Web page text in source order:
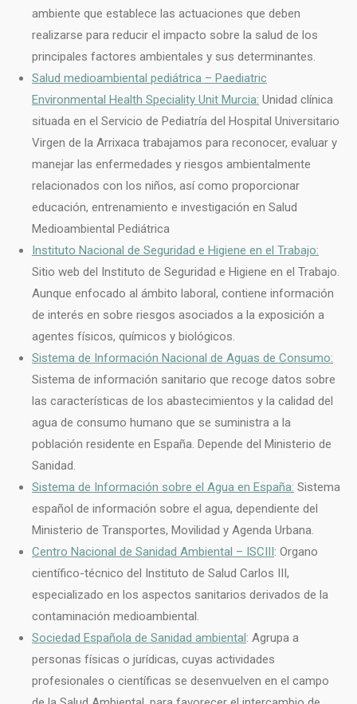
ambiente que establece las actuaciones que deben
realizarse para reducir el impacto sobre la salud de los
principales factores ambientales y sus determinantes.
Salud medioambiental pediátrica – Paediatric
Environmental Health Speciality Unit Murcia: Unidad clínica
situada en el Servicio de Pediatría del Hospital Universitario
Virgen de la Arrixaca trabajamos para reconocer, evaluar y
manejar las enfermedades y riesgos ambientalmente
relacionados con los niños, así como proporcionar
educación, entrenamiento e investigación en Salud
Medioambiental Pediátrica
Instituto Nacional de Seguridad e Higiene en el Trabajo:
Sitio web del Instituto de Seguridad e Higiene en el Trabajo.
Aunque enfocado al ámbito laboral, contiene información
de interés en sobre riesgos asociados a la exposición a
agentes físicos, químicos y biológicos.
Sistema de Información Nacional de Aguas de Consumo:
Sistema de información sanitario que recoge datos sobre
las características de los abastecimientos y la calidad del
agua de consumo humano que se suministra a la
población residente en España. Depende del Ministerio de
Sanidad.
Sistema de Información sobre el Agua en España: Sistema
español de información sobre el agua, dependiente del
Ministerio de Transportes, Movilidad y Agenda Urbana.
Centro Nacional de Sanidad Ambiental – ISCIII: Organo
científico-técnico del Instituto de Salud Carlos III,
especializado en los aspectos sanitarios derivados de la
contaminación medioambiental.
Sociedad Española de Sanidad ambiental: Agrupa a
personas físicas o jurídicas, cuyas actividades
profesionales o científicas se desenvuelven en el campo